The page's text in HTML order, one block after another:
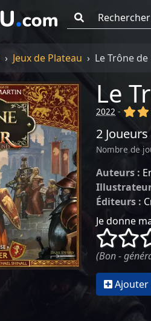
Jeux de Plateau Le Trône
Le
2022 - (x)
2 Joueurs
Nombre de
Auteurs :
Éditeurs :
Je donne
()
()
(Bon -
Ajouter